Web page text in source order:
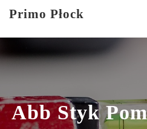
Primo Płock
Abb Styk